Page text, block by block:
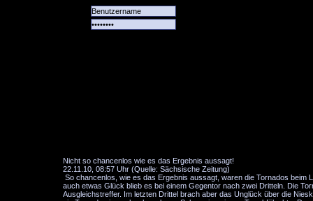
Nicht so chancenlos wie es das Ergebnis aussagt!
22.11.10, 08:57 Uhr (Quelle: Sächsische Zeitung)
So chancenlos, wie es das Ergebnis aussagt, waren die Tornados beim
auch etwas Glück blieb es bei einem Gegentor nach zwei Dritteln. Die
Ausgleichstreffer. Im letzten Drittel brach aber das Unglück über die